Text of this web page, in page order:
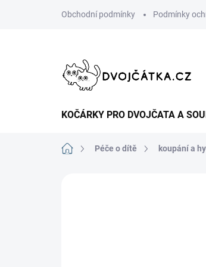
Obchodní podmínky Podmínky
KOČÁRKY PRO DVOJČATA A
Domů Péče o dítě koupání a